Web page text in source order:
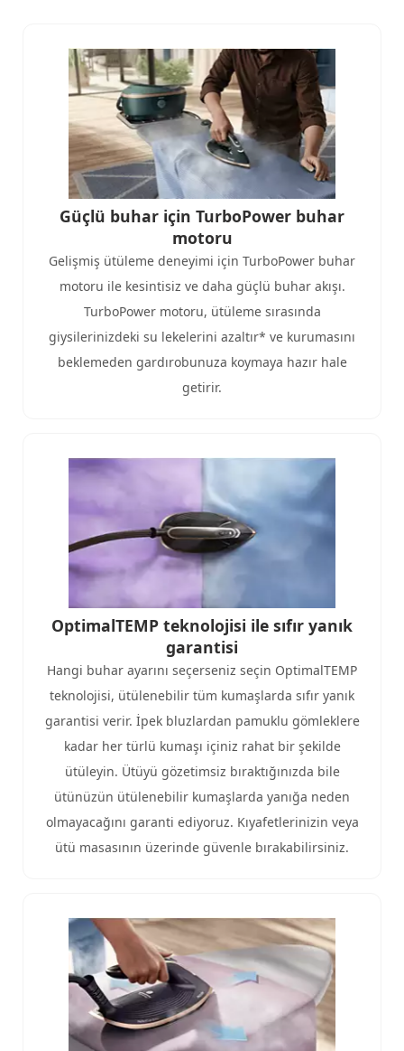
Güçlü buhar için TurboPower buhar
motoru
Gelişmiş ütüleme deneyimi için TurboPower buhar
motoru ile kesintisiz ve daha güçlü buhar akışı.
TurboPower motoru, ütüleme sırasında
giysilerinizdeki su lekelerini azaltır* ve kurumasını
beklemeden gardırobunuza koymaya hazır hale
getirir.
OptimalTEMP teknolojisi ile sıfır yanık
garantisi​
Hangi buhar ayarını seçerseniz seçin OptimalTEMP
teknolojisi, ütülenebilir tüm kumaşlarda sıfır yanık
garantisi verir. İpek bluzlardan pamuklu gömleklere
kadar her türlü kumaşı içiniz rahat bir şekilde
ütüleyin. Ütüyü gözetimsiz bıraktığınızda bile
ütünüzün ütülenebilir kumaşlarda yanığa neden
olmayacağını garanti ediyoruz. Kıyafetlerinizin veya
ütü masasının üzerinde güvenle bırakabilirsiniz.​